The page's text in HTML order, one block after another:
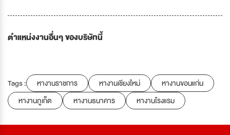
ตำแหน่งงานอื่นๆ ของบริษัทนี้
Tags : หางานราชการ หางานเชียงใหม่
หางานขอนแก่น
หางานภูเก็ต
หางานธนาคาร หางานโรงแรม